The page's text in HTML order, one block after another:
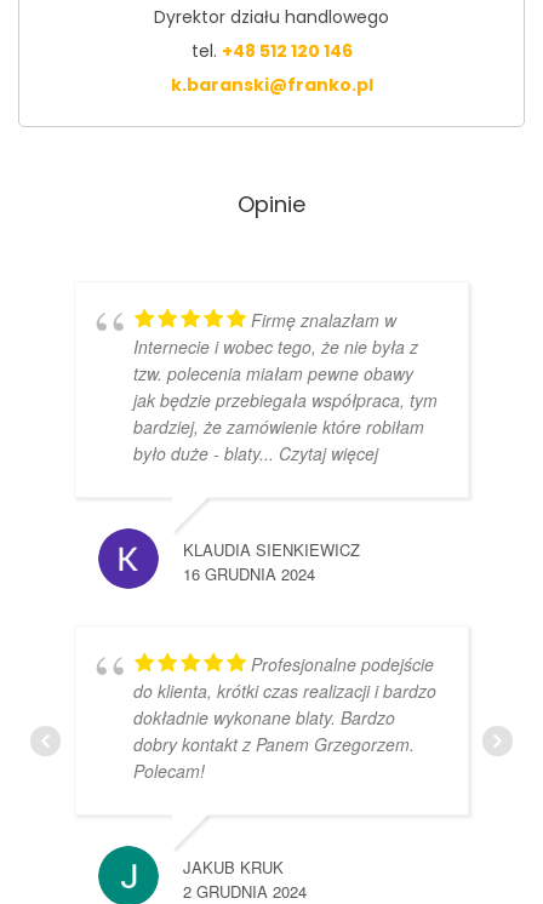
Dyrektor działu handlowego
tel. +48 512 120 146
k.baranski@franko.pl
Opinie
Firmę znalazłam w
Internecie i wobec tego, że nie była z
tzw. polecenia miałam pewne obawy
jak będzie przebiegała współpraca, tym
bardziej, że zamówienie które robiłam
było duże - blaty... Czytaj więcej
KLAUDIA SIENKIEWICZ
16 GRUDNIA 2024
Profesjonalne podejście
do klienta, krótki czas realizacji i bardzo
dokładnie wykonane blaty. Bardzo
dobry kontakt z Panem Grzegorzem.
Polecam!
JAKUB KRUK
2 GRUDNIA 2024